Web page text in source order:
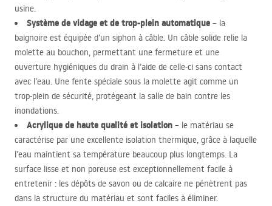
usine.
Système de vidage et de trop-plein automatique – la
baignoire est équipée d’un siphon à câble. Un câble solide relie la
molette au bouchon, permettant une fermeture et une
ouverture hygiéniques du drain à l’aide de celle-ci sans contact
avec l’eau. Une fente spéciale sous la molette agit comme un
trop-plein de sécurité, protégeant la salle de bain contre les
inondations.
Acrylique de haute qualité et isolation – le matériau se
caractérise par une excellente isolation thermique, grâce à laquelle
l’eau maintient sa température beaucoup plus longtemps. La
surface lisse et non poreuse est exceptionnellement facile à
entretenir : les dépôts de savon ou de calcaire ne pénètrent pas
dans la structure du matériau et sont faciles à éliminer.